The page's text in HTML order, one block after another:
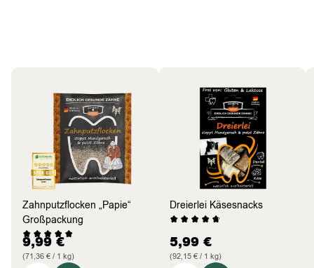
Zahnputzflocken „Papie“
Großpackung
9,99€
(71,36 € / 1 kg)
Dreierlei Käsesnacks
5,99 €
(92,15 € / 1 kg)